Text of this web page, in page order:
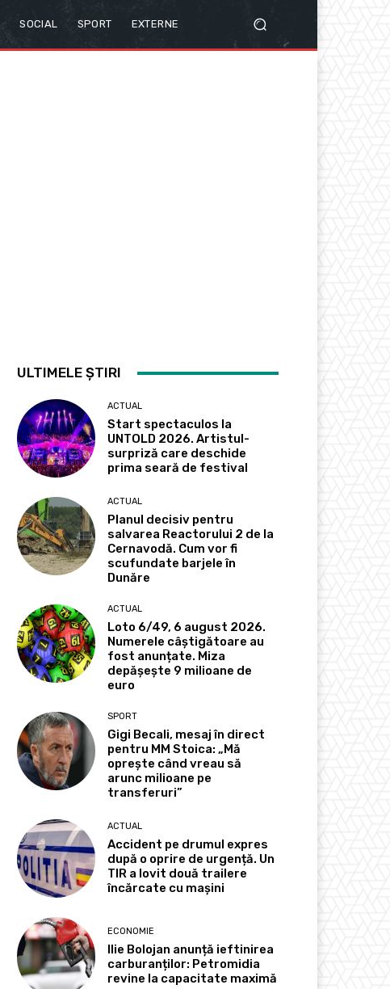
SOCIAL SPORT EXTERNE
ULTIMELE ȘTIRI
ACTUAL
Start spectaculos la
UNTOLD 2026. Artistul-
surpriză care deschide
prima seară de festival
ACTUAL
Planul decisiv pentru
salvarea Reactorului 2 de la
Cernavodă. Cum vor fi
scufundate barjele în
Dunăre
ACTUAL
Loto 6/49, 6 august 2026.
Numerele câștigătoare au
fost anunțate. Miza
depășește 9 milioane de
euro
SPORT
Gigi Becali, mesaj în direct
pentru MM Stoica: „Mă
oprește când vreau să
arunc milioane pe
transferuri”
ACTUAL
Accident pe drumul expres
după o oprire de urgență. Un
TIR a lovit două trailere
încărcate cu mașini
ECONOMIE
Ilie Bolojan anunță ieftinirea
carburanților: Petromidia
revine la capacitate maximă